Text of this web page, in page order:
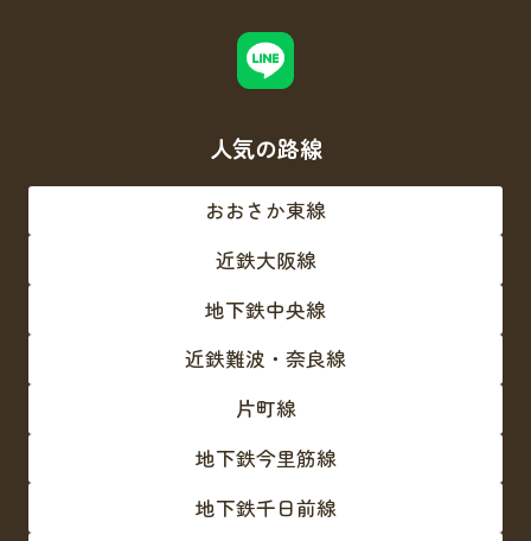
人気の路線
おおさか東線
近鉄大阪線
地下鉄中央線
近鉄難波・奈良線
片町線
地下鉄今里筋線
地下鉄千日前線